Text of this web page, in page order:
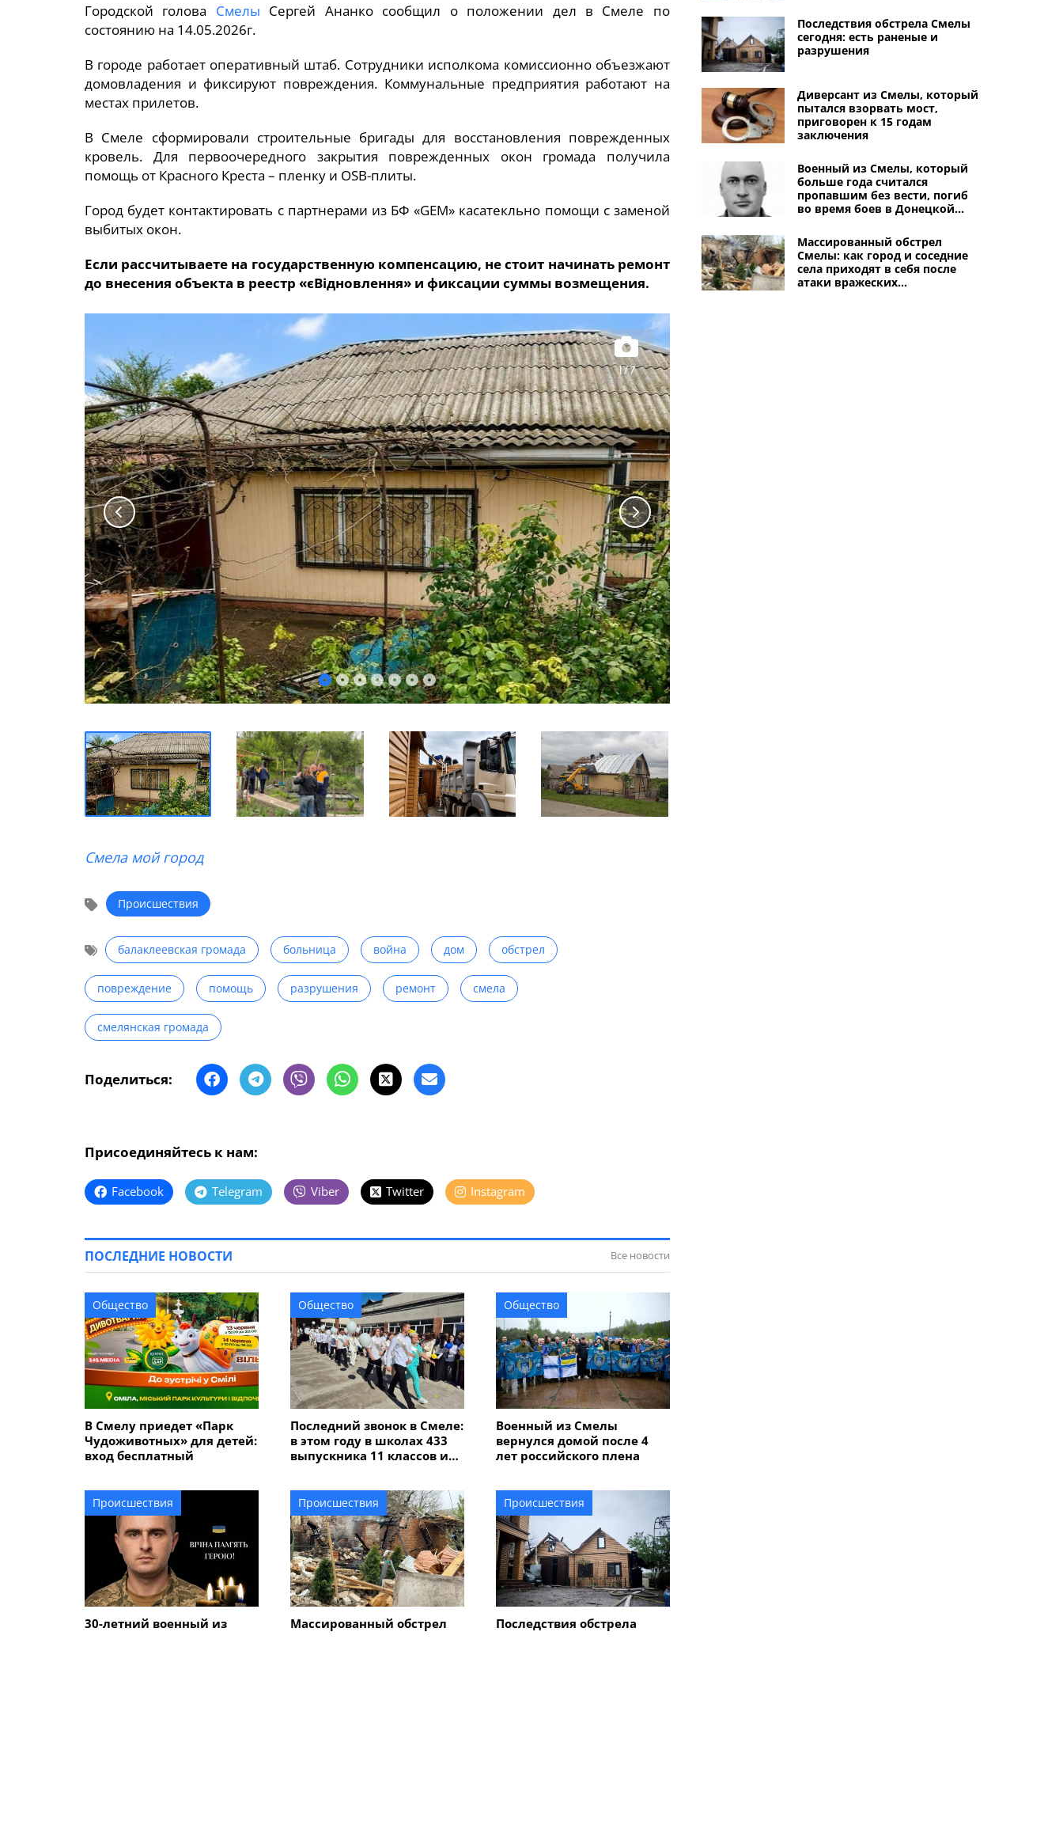
Городской голова Смелы Сергей Ананко сообщил о положении дел в Смеле по
состоянию на 14.05.2026г.
В городе работает оперативный штаб. Сотрудники исполкома комиссионно объезжают
домовладения и фиксируют повреждения. Коммунальные предприятия работают на
местах прилетов.
В Смеле сформировали строительные бригады для восстановления поврежденных
кровель. Для первоочередного закрытия поврежденных окон громада получила
помощь от Красного Креста – пленку и OSB-плиты.
Город будет контактировать с партнерами из БФ «GEM» касатекльно помощи с заменой
выбитых окон.
Если рассчитываете на государственную компенсацию, не стоит начинать ремонт
до внесения объекта в реестр «єВідновлення» и фиксации суммы возмещения.
1/7
Смела мой город
Происшествия
балаклеевская громада больница война дом обстрел
повреждение помощь разрушения ремонт смела
смелянская громада
Поделиться:
Присоединяйтесь к нам:
Facebook Telegram Viber Twitter Instagram
ПОСЛЕДНИЕ НОВОСТИ Все новости
Общество
В Смелу приедет «Парк
Чудоживотных» для детей:
вход бесплатный
Общество
Последний звонок в Смеле:
в этом году в школах 433
выпускника 11 классов и
Общество
Военный из Смелы
вернулся домой после 4
лет российского плена
Происшествия
30-летний военный из
Происшествия
Массированный обстрел
Происшествия
Последствия обстрела
поврежденного жилья
Последствия обстрела Смелы
сегодня: есть раненые и
разрушения
Диверсант из Смелы, который
пытался взорвать мост,
приговорен к 15 годам
заключения
Военный из Смелы, который
больше года считался
пропавшим без вести, погиб
во время боев в Донецкой
Массированный обстрел
Смелы: как город и соседние
села приходят в себя после
атаки вражеских